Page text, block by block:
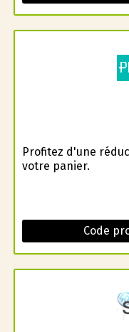
Profitez d'une
votre panier.
Code